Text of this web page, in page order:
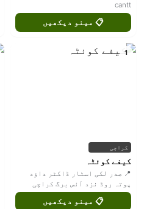
cantt
📋 مینو دیکھیں
1
کراچی
کیفے کوئٹہ
📍 صدر لکی اسٹار ڈاکٹر داؤد
پوتہ روڈ نزد آئس برگ کراچی
📋 مینو دیکھیں